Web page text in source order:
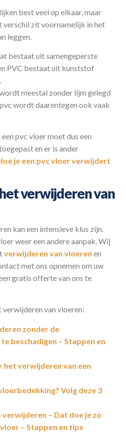
best veel op elkaar, maar
verschil zit voornamelijk in het
leggen.
bestaat uit samengeperste
PVC bestaat uit kunststof
meestal zonder lijm gelegd
wordt daarentegen ook vaak
pvc vloer moet dus een
en er is ander
je een pvc vloer verwijdert
verwijderen van
kan een intensieve klus zijn.
weer een andere aanpak. Wij
verwijderen van vloeren en
met ons opnemen om uw
gratis offerte van ons te
van vloeren:
zonder de
beschadigen – Stappen en
het verwijderen van een
Volg deze 3
– Dat doe je zo
– Stappen en tips